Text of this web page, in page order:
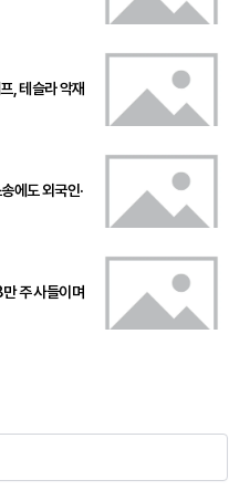
, 테슬라 악재
에도 외국인·
주 사들이며